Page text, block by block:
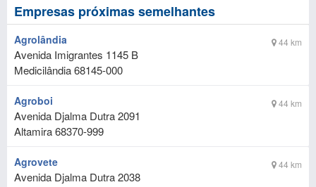
Empresas próximas semelhantes
44 km
Agrolândia
Avenida Imigrantes 1145 B
Medicilândia68145-000
44 km
Agroboi
Avenida Djalma Dutra 2091
Altamira68370-999
44 km
Agrovete
Avenida Djalma Dutra 2038